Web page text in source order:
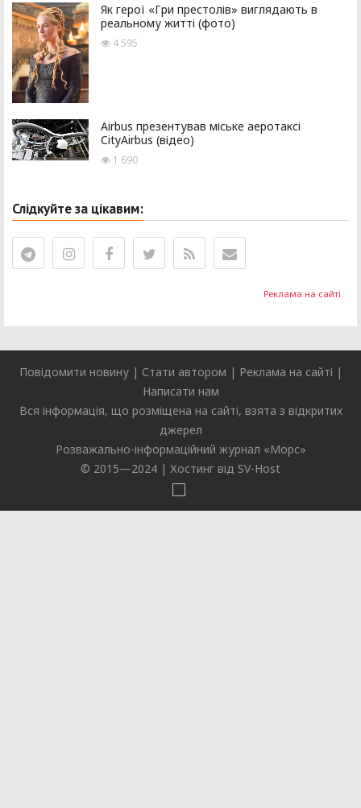
Реклама на сайті
Як герої «Гри престолів» виглядають в
реальному житті (фото)
4 595
Airbus презентував міське аеротаксі
CityAirbus (відео)
1 690
Слідкуйте за цікавим:
Повідомити новину| Стати автором | Реклама на сайті |
Написати нам
Вся інформація, що розміщена на сайті, взята з відкритих
джерел
Розважально-інформаційний журнал «Морс»
© 2015—2024 | Хостинг від SV-Host